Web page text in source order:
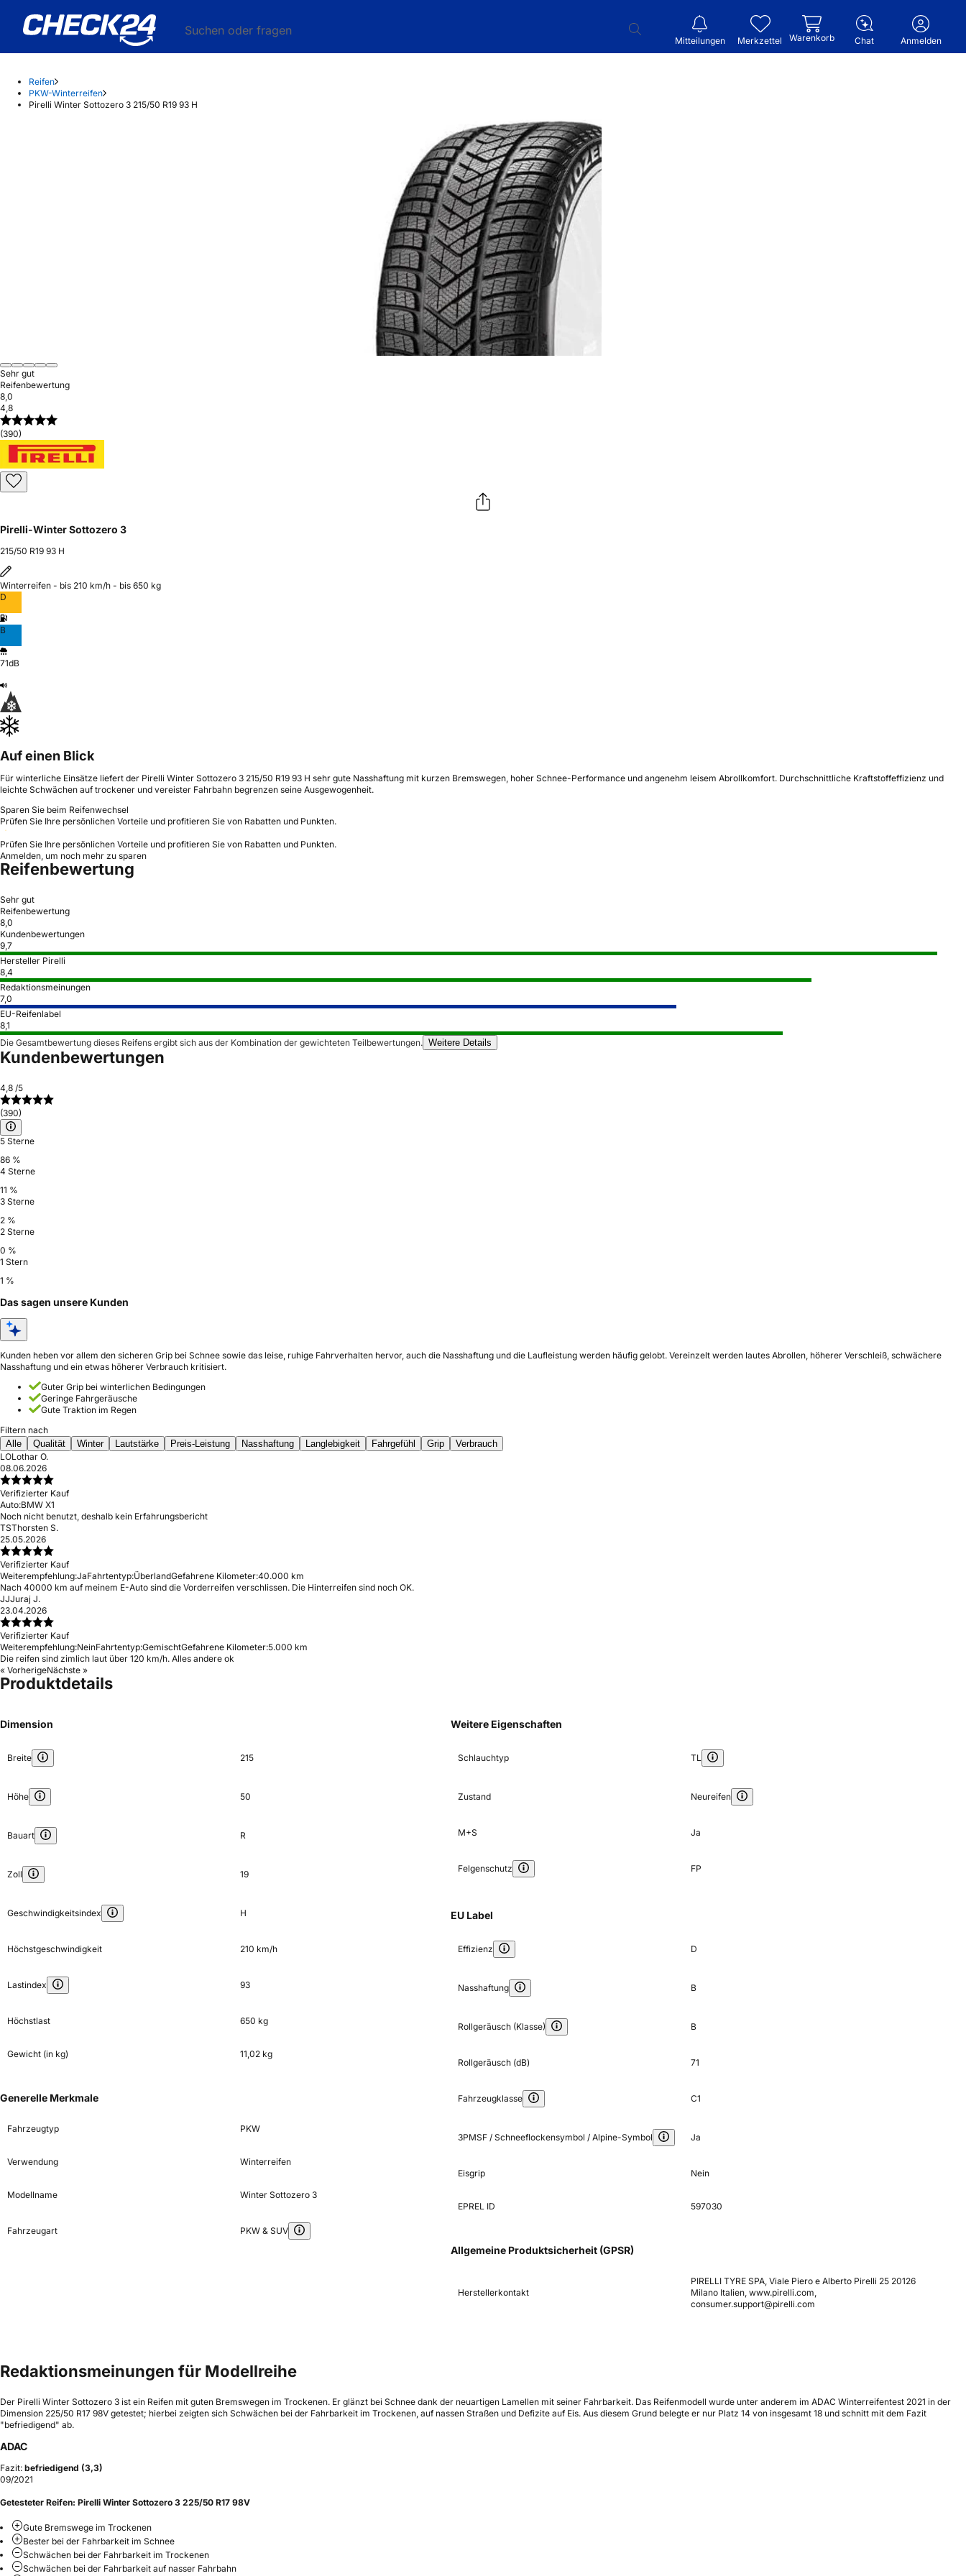
Suchen oder fragen
Mitteilungen Merkzettel Warenkorb Chat Anmelden
Reifen
PKW-Winterreifen
Pirelli Winter Sottozero 3 215/50 R19 93 H
Sehr gut
Reifenbewertung
8,0
4,8
(390)
Pirelli-Winter Sottozero 3
215/50 R19 93 H
Winterreifen - bis 210 km/h - bis 650 kg
D
B
71dB
Auf einen Blick
Für winterliche Einsätze liefert der Pirelli Winter Sottozero 3 215/50 R19 93 H sehr gute Nasshaftung mit kurzen Bremswegen, hoher Schnee-Performance und angenehm leisem Abrollkomfort. Durchschnittliche Kraftstoffeffizienz und
leichte Schwächen auf trockener und vereister Fahrbahn begrenzen seine Ausgewogenheit.
Sparen Sie beim Reifenwechsel
Prüfen Sie Ihre persönlichen Vorteile und profitieren Sie von Rabatten und Punkten.
Prüfen Sie Ihre persönlichen Vorteile und profitieren Sie von Rabatten und Punkten.
Anmelden, um noch mehr zu sparen
Reifenbewertung
Sehr gut
Reifenbewertung
8,0
Kundenbewertungen
9,7
Hersteller Pirelli
8,4
Redaktionsmeinungen
7,0
EU-Reifenlabel
8,1
Die Gesamtbewertung dieses Reifens ergibt sich aus der Kombination der gewichteten Teilbewertungen. Weitere Details
Kundenbewertungen
4,8 /5
(390)
5 Sterne
86 %
4 Sterne
11 %
3 Sterne
2 %
2 Sterne
0 %
1 Stern
1 %
Das sagen unsere Kunden
Kunden heben vor allem den sicheren Grip bei Schnee sowie das leise, ruhige Fahrverhalten hervor, auch die Nasshaftung und die Laufleistung werden häufig gelobt. Vereinzelt werden lautes Abrollen, höherer Verschleiß, schwächere
Nasshaftung und ein etwas höherer Verbrauch kritisiert.
Guter Grip bei winterlichen Bedingungen
Geringe Fahrgeräusche
Gute Traktion im Regen
Filtern nach
Alle
Qualität Winter Lautstärke Preis-Leistung Nasshaftung Langlebigkeit Fahrgefühl Grip
Verbrauch
LOLothar O.
08.06.2026
Verifizierter Kauf
Auto:BMW X1
Noch nicht benutzt, deshalb kein Erfahrungsbericht
TSThorsten S.
25.05.2026
Verifizierter Kauf
Weiterempfehlung:JaFahrtentyp:ÜberlandGefahrene Kilometer:40.000 km
Nach 40000 km auf meinem E-Auto sind die Vorderreifen verschlissen. Die Hinterreifen sind noch OK.
JJJuraj J.
23.04.2026
Verifizierter Kauf
Weiterempfehlung:NeinFahrtentyp:GemischtGefahrene Kilometer:5.000 km
Die reifen sind zimlich laut über 120 km/h. Alles andere ok
« VorherigeNächste »
Produktdetails
Dimension
Breite 215
Höhe 50
Bauart R
Zoll 19
Geschwindigkeitsindex H
Höchstgeschwindigkeit 210 km/h
Lastindex 93
Höchstlast 650 kg
Gewicht (in kg) 11,02 kg
Generelle Merkmale
Fahrzeugtyp PKW
Verwendung Winterreifen
Modellname Winter Sottozero 3
Fahrzeugart PKW & SUV
Weitere Eigenschaften
Schlauchtyp TL
Zustand Neureifen
M+S Ja
Felgenschutz FP
EU Label
Effizienz D
Nasshaftung B
Rollgeräusch (Klasse) B
Rollgeräusch (dB) 71
Fahrzeugklasse C1
3PMSF / Schneeflockensymbol / Alpine-Symbol Ja
Eisgrip Nein
EPREL ID 597030
Allgemeine Produktsicherheit (GPSR)
Herstellerkontakt
PIRELLI TYRE SPA, Viale Piero e Alberto Pirelli 25 20126
Milano Italien, www.pirelli.com,
consumer.support@pirelli.com
Redaktionsmeinungen für Modellreihe
Der Pirelli Winter Sottozero 3 ist ein Reifen mit guten Bremswegen im Trockenen. Er glänzt bei Schnee dank der neuartigen Lamellen mit seiner Fahrbarkeit. Das Reifenmodell wurde unter anderem im ADAC Winterreifentest 2021 in der
Dimension 225/50 R17 98V getestet; hierbei zeigten sich Schwächen bei der Fahrbarkeit im Trockenen, auf nassen Straßen und Defizite auf Eis. Aus diesem Grund belegte er nur Platz 14 von insgesamt 18 und schnitt mit dem Fazit
"befriedigend" ab.
ADAC
Fazit: befriedigend (3,3)
09/2021
Getesteter Reifen: Pirelli Winter Sottozero 3 225/50 R17 98V
Gute Bremswege im Trockenen
Bester bei der Fahrbarkeit im Schnee
Schwächen bei der Fahrbarkeit im Trockenen
Schwächen bei der Fahrbarkeit auf nasser Fahrbahn